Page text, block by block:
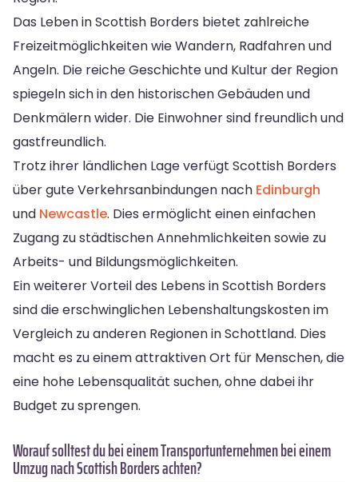
Das Leben in Scottish Borders bietet zahlreiche
Freizeitmöglichkeiten wie Wandern, Radfahren und
Angeln. Die reiche Geschichte und Kultur der Region
spiegeln sich in den historischen Gebäuden und
Denkmälern wider. Die Einwohner sind freundlich und
gastfreundlich.
Trotz ihrer ländlichen Lage verfügt Scottish Borders
über gute Verkehrsanbindungen nach Edinburgh
und Newcastle. Dies ermöglicht einen einfachen
Zugang zu städtischen Annehmlichkeiten sowie zu
Arbeits- und Bildungsmöglichkeiten.
Ein weiterer Vorteil des Lebens in Scottish Borders
sind die erschwinglichen Lebenshaltungskosten im
Vergleich zu anderen Regionen in Schottland. Dies
macht es zu einem attraktiven Ort für Menschen, die
eine hohe Lebensqualität suchen, ohne dabei ihr
Budget zu sprengen.
Worauf solltest du bei einem Transportunternehmen bei einem
Umzug nach Scottish Borders achten?